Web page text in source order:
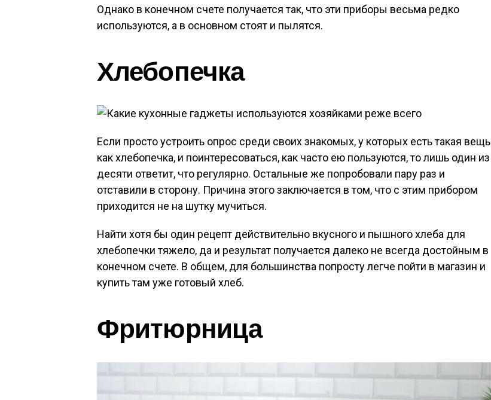
Однако в конечном счете получается так, что эти приборы весьма редко
используются, а в основном стоят и пылятся.
Хлебопечка
Если просто устроить опрос среди своих знакомых, у которых есть такая вещь
как хлебопечка, и поинтересоваться, как часто ею пользуются, то лишь один из
десяти ответит, что регулярно. Остальные же попробовали пару раз и
отставили в сторону. Причина этого заключается в том, что с этим прибором
приходится не на шутку мучиться.
Найти хотя бы один рецепт действительно вкусного и пышного хлеба для
хлебопечки тяжело, да и результат получается далеко не всегда достойным в
конечном счете. В общем, для большинства попросту легче пойти в магазин и
купить там уже готовый хлеб.
Фритюрница